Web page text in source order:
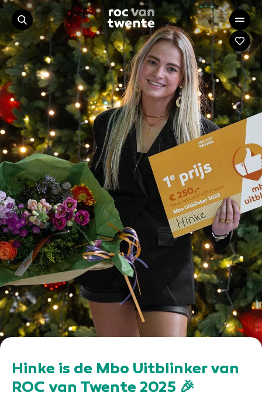
Hinke is de Mbo Uitblinker van
ROC van Twente 2025 🎉